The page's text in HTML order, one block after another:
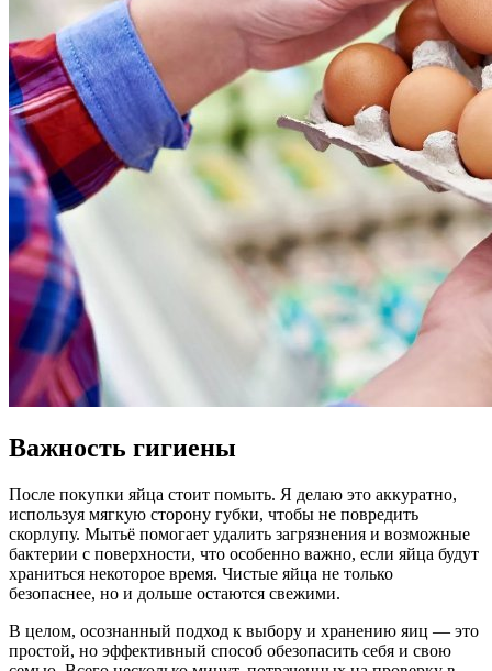
Важность гигиены
После покупки яйца стоит помыть. Я делаю это аккуратно,
используя мягкую сторону губки, чтобы не повредить
скорлупу. Мытьё помогает удалить загрязнения и возможные
бактерии с поверхности, что особенно важно, если яйца будут
храниться некоторое время. Чистые яйца не только
безопаснее, но и дольше остаются свежими.
В целом, осознанный подход к выбору и хранению яиц — это
простой, но эффективный способ обезопасить себя и свою